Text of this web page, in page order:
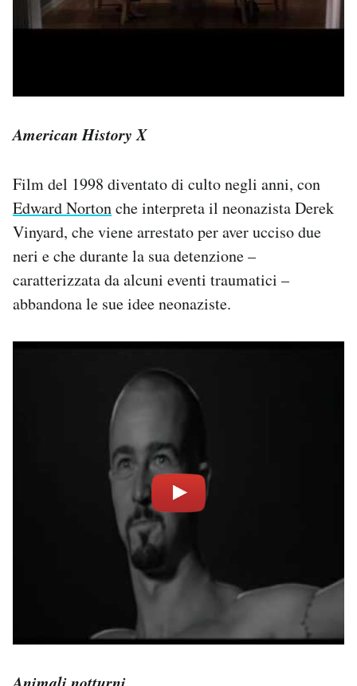
American History X
Film del 1998 diventato di culto negli anni, con
Edward Nortonche interpreta il neonazista Derek
Vinyard, che viene arrestato per aver ucciso due
neri e che durante la sua detenzione –
caratterizzata da alcuni eventi traumatici –
abbandona le sue idee neonaziste.